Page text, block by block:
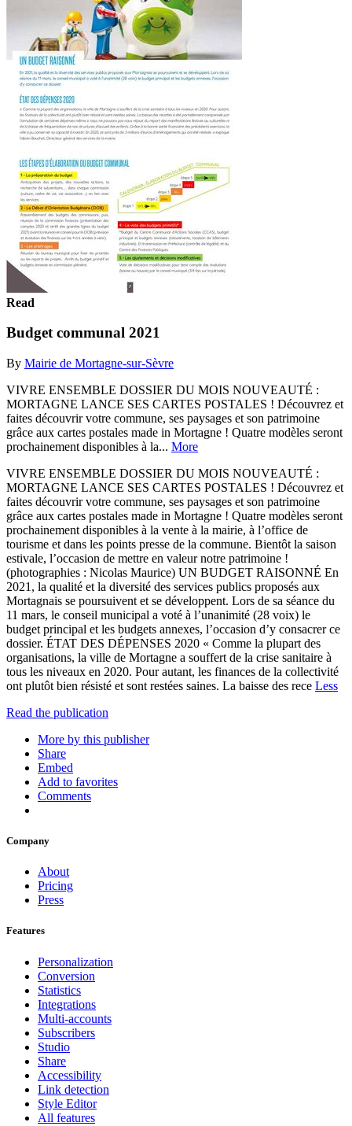
Read
Budget communal 2021
By Mairie de Mortagne-sur-Sèvre
VIVRE ENSEMBLE DOSSIER DU MOIS NOUVEAUTÉ :
MORTAGNE LANCE SES CARTES POSTALES ! Découvrez et
faites découvrir votre commune, ses paysages et son patrimoine
grâce aux cartes postales made in Mortagne ! Quatre modèles seront
prochainement disponibles à la... More
VIVRE ENSEMBLE DOSSIER DU MOIS NOUVEAUTÉ :
MORTAGNE LANCE SES CARTES POSTALES ! Découvrez et
faites découvrir votre commune, ses paysages et son patrimoine
grâce aux cartes postales made in Mortagne ! Quatre modèles seront
prochainement disponibles à la vente à la mairie, à l’office de
tourisme et dans les points presse de la commune. Bientôt la saison
estivale, l’occasion de mettre en valeur notre patrimoine !
(photographies : Nicolas Maurice) UN BUDGET RAISONNÉ En
2021, la qualité et la diversité des services publics proposés aux
Mortagnais se poursuivent et se développent. Lors de sa séance du
11 mars, le conseil municipal a voté à l’unanimité (28 voix) le
budget principal et les budgets annexes, l’occasion d’y consacrer ce
dossier. ÉTAT DES DÉPENSES 2020 « Comme la plupart des
organisations, la ville de Mortagne a souffert de la crise sanitaire à
tous les niveaux en 2020. Pour autant, les finances de la collectivité
ont plutôt bien résisté et sont restées saines. La baisse des rece Less
Read the publication
More by this publisher
Share
Embed
Add to favorites
Comments
Company
About
Pricing
Press
Features
Personalization
Conversion
Statistics
Integrations
Multi-accounts
Subscribers
Studio
Share
Accessibility
Link detection
Style Editor
All features